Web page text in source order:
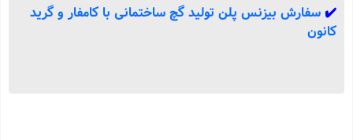
✔️سفارش بیزنس پلن تولید گچ ساختمانی با کامفار و گرید
کانون